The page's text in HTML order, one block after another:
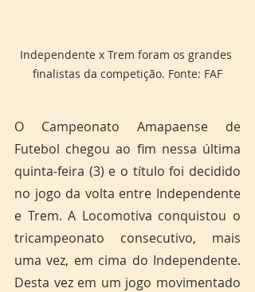
Independente x Trem foram os grandes
finalistas da competição. Fonte: FAF
O Campeonato Amapaense de
Futebol chegou ao fim nessa última
quinta-feira (3) e o título foi decidido
no jogo da volta entre Independente
e Trem. A Locomotiva conquistou o
tricampeonato consecutivo, mais
uma vez, em cima do Independente.
Desta vez em um jogo movimentado